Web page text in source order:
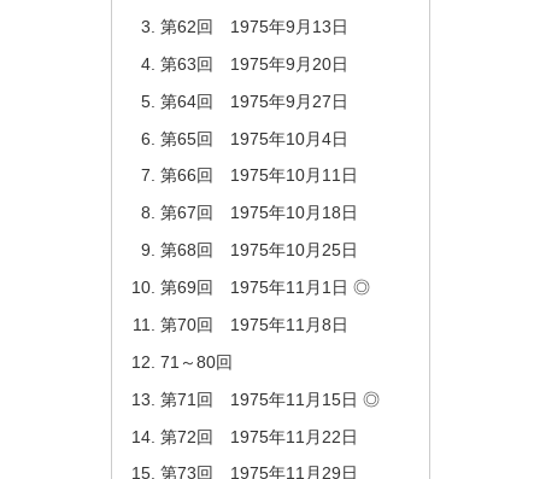
第62回 1975年9月13日
第63回 1975年9月20日
第64回 1975年9月27日
第65回 1975年10月4日
第66回 1975年10月11日
第67回 1975年10月18日
第68回 1975年10月25日
第69回 1975年11月1日 ◎
第70回 1975年11月8日
71～80回
第71回 1975年11月15日 ◎
第72回 1975年11月22日
第73回 1975年11月29日